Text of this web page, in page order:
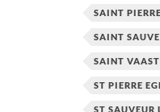
SAINT
SAINT
SAINT
ST PIERRE
ST SAUVEUR